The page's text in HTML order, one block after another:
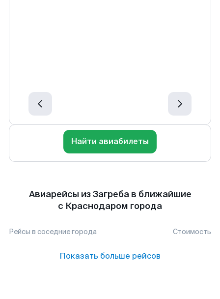
Найти авиабилеты
Авиарейсы из Загреба в ближайшие
с Краснодаром города
Рейсы в соседние города Стоимость
Показать больше рейсов